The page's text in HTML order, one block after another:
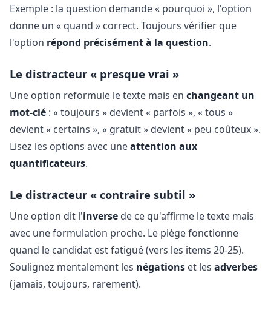
Exemple : la question demande « pourquoi », l'option
donne un « quand » correct. Toujours vérifier que
l'option répond précisément à la question.
Le distracteur « presque vrai »
Une option reformule le texte mais en changeant un
mot-clé : « toujours » devient « parfois », « tous »
devient « certains », « gratuit » devient « peu coûteux ».
Lisez les options avec uneattention aux
quantificateurs.
Le distracteur « contraire subtil »
Une option dit l'inverse de ce qu'affirme le texte mais
avec une formulation proche. Le piège fonctionne
quand le candidat est fatigué (vers les items 20-25).
Soulignez mentalement les négations et les adverbes
(jamais, toujours, rarement).